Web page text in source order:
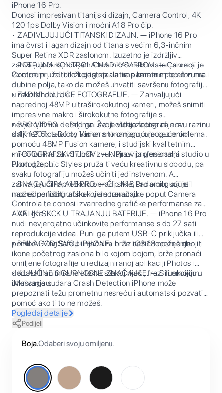
iPhone 16 Pro.
Donosi impresivan titanijski dizajn, Camera Control, 4K
120 fps Dolby Vision i moćni A18 Pro čip.
• ZADIVLJUJUĆI TITANSKI DIZAJN. — iPhone 16 Pro
ima čvrst i lagan dizajn od titana s većim 6,3-inčnim
Super Retina XDR zaslonom. Izuzetno je izdržljiv
zahvaljujući najnovijem Ceramic Shield materijalu koji je
2x otporniji od bilo kojeg stakla na pametnim telefonima.
• POTPUNA KONTROLA NAD KAMEROM. — Camera
Control pruža ti brži pristup alatima kamere poput zuma i
dubine polja, tako da možeš uhvatiti savršenu fotografiju
u rekordnom roku.
• ZADIVLJUJUĆE FOTOGRAFIJE. — Zahvaljujući
naprednoj 48MP ultraširokokutnoj kameri, možeš snimiti
impresivne makro i širokokutne fotografije s
nevjerojatnim detaljima. Želiš oštrije fotografije iz
daljine? 5x telefoto kamera to omogućuje bez problema.
• PRO VIDEO. — Podigni svoje videozapise na novu razinu
s 4K 120 fps Dolby Vision snimanjem, omogućenim
pomoću 48MP Fusion kamere, i studijski kvalitetnim
mikrofonima za vrhunski zvuk. Pravi profesionalni studio u
tvom džepu.
• FOTOGRAFSKI STILOVI. — Najnovija generacija
Photographic Styles pruža ti veću kreativnu slobodu, pa
svaku fotografiju možeš učiniti jedinstvenom. A
zahvaljujući napretku u obradi slike, sada bilo koji stil
možeš poništiti u bilo kojem trenutku.
• SNAGA ČIPA A18 PRO. — Čip A18 Pro omogućuje
napredne fotografske i video značajke poput Camera
Controla te donosi izvanredne grafičke performanse za
AAA igre.
• VELIKI SKOK U TRAJANJU BATERIJE. — iPhone 16 Pro
nudi nevjerojatno učinkovite performanse s do 27 sati
reprodukcije videa. Puni ga putem USB-C priključka ili
pomoću MagSafe punjača za brže bežično punjenje.
• PRILAGODI SVOJ iPHONE. — Uz iOS 18 možeš obojiti
ikone početnog zaslona bilo kojom bojom, brže pronaći
omiljene fotografije u redizajniranoj aplikaciji Photos i
dodavati animirane efekte svakoj riječi, frazi ili emojiju u
iMessageu.
• KLJUČNE SIGURNOSNE ZNAČAJKE. — S funkcijom
otkrivanja sudara Crash Detection iPhone može
prepoznati težu prometnu nesreću i automatski pozvati
pomoć ako ti to ne možeš.
Pogledaj detalje
Podijeli
Boja.Odaberi svoju omiljenu.